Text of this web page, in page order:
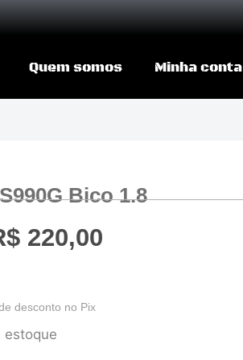
Quem somos Minha conta
Bico 1.8
220,00
desconto no Pix
estoque